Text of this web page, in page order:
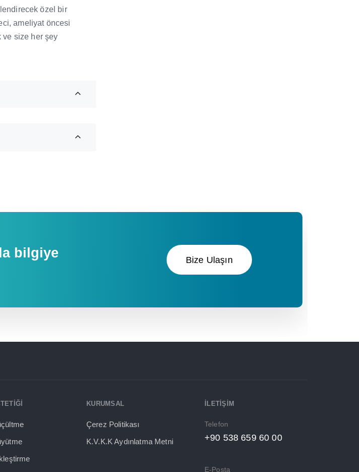
özel bir
ameliyat öncesi
ve size her şey
bilgiye
Bize Ulaşın
KURUMSAL
Çerez Politikası
K.V.K.K Aydınlatma Metni
İLETIŞIM
Telefon
+90 538 659 60 00
E-Posta